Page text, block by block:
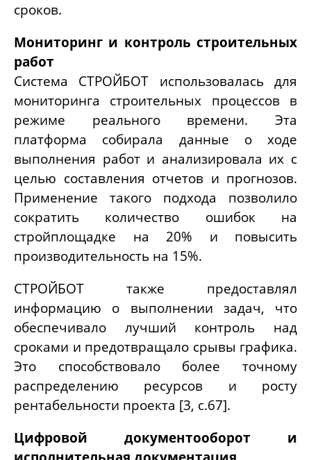
сроков.
Мониторинг и контроль строительных
работ
Система СТРОЙБОТ использовалась для
мониторинга строительных процессов в
режиме реального времени. Эта
платформа собирала данные о ходе
выполнения работ и анализировала их с
целью составления отчетов и прогнозов.
Применение такого подхода позволило
сократить количество ошибок на
стройплощадке на 20% и повысить
производительность на 15%.
СТРОЙБОТ также предоставлял
информацию о выполнении задач, что
обеспечивало лучший контроль над
сроками и предотвращало срывы графика.
Это способствовало более точному
распределению ресурсов и росту
рентабельности проекта [3, с.67].
Цифровой документооборот и